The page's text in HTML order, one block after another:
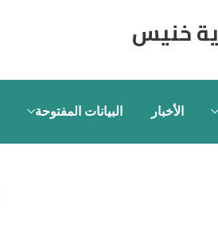
خنيس
الأخبار البيانات المفتوحة